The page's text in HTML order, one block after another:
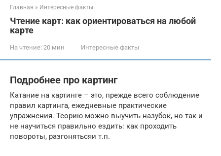
Главная » Интересные факты
Чтение карт: как ориентироваться на любой
карте
На чтение: 20 мин Интересные факты
Подробнее про картинг
Катание на картинге – это, прежде всего соблюдение
правил картинга, ежедневные практические
упражнения. Теорию можно выучить назубок, но так и
не научиться правильно ездить: как проходить
повороты, разгонятьсяи т.п.